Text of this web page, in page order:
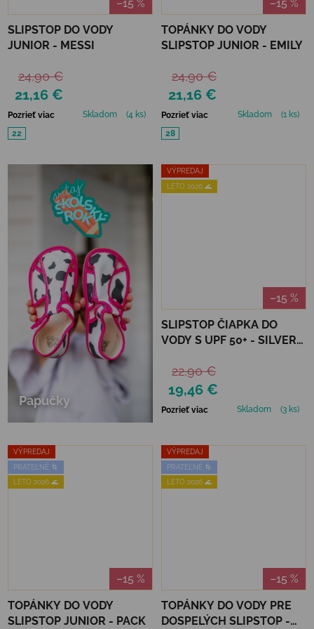
–15 %
SLIPSTOP DO VODY
JUNIOR - MESSI
21,16 €
24,90 €
Pozrieť viac Skladom
(4 ks)
22
–15 %
TOPÁNKY DO VODY
SLIPSTOP JUNIOR - EMILY
21,16 €
24,90 €
Pozrieť viac Skladom
(1 ks)
28
Papučky
VÝPREDAJ
LETO 2026 🌊
–15 %
SLIPSTOP ČIAPKA DO
VODY S UPF 50+ - SILVER
19,46 €
22,90 €
Pozrieť viac Skladom (3 ks)
VÝPREDAJ
PRATEĽNÉ 🌀
LETO 2026 🌊
–15 %
TOPÁNKY DO VODY
SLIPSTOP JUNIOR - PACK
VÝPREDAJ
PRATEĽNÉ 🌀
LETO 2026 🌊
–15 %
TOPÁNKY DO VODY PRE
DOSPELÝCH SLIPSTOP -